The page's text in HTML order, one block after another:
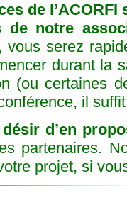
de
de notre
vous serez
durant la
(ou certaines
il
d’en
partenaires.
projet, si